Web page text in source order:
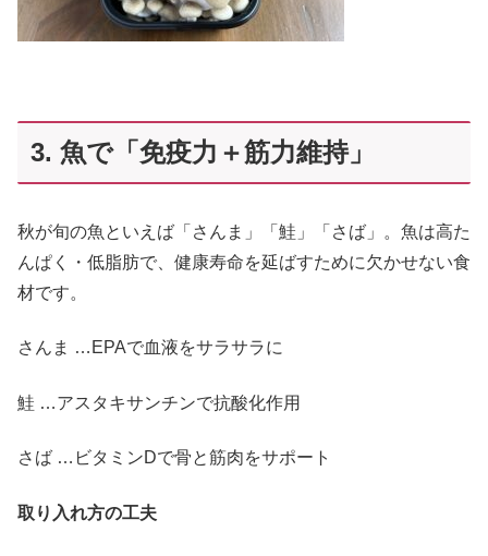
3. 魚で「免疫力＋筋力維持」
秋が旬の魚といえば「さんま」「鮭」「さば」。魚は高た
んぱく・低脂肪で、健康寿命を延ばすために欠かせない食
材です。
さんま …EPAで血液をサラサラに
鮭 …アスタキサンチンで抗酸化作用
さば …ビタミンDで骨と筋肉をサポート
取り入れ方の工夫